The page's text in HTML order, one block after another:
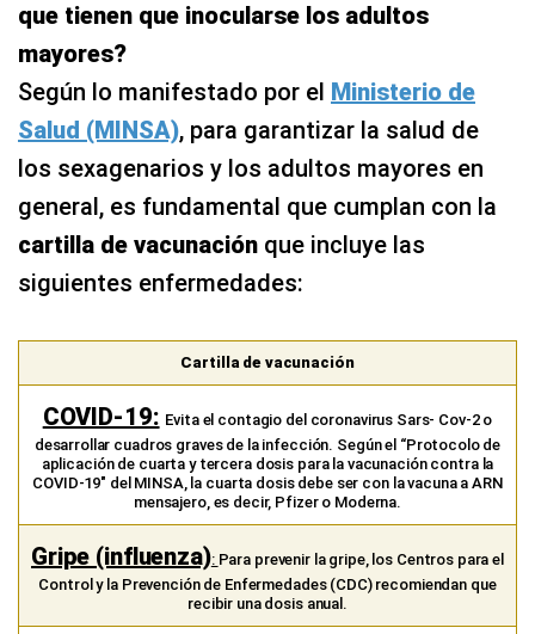
que tienen que inocularse los adultos
mayores?
Según lo manifestado por el Ministerio de
Salud (MINSA), para garantizar la salud de
los sexagenarios y los adultos mayores en
general, es fundamental que cumplan con la
cartilla de vacunación que incluye las
siguientes enfermedades:
Cartilla de vacunación
COVID-19: Evita el contagio del coronavirus Sars- Cov-2 o
desarrollar cuadros graves de la infección. Según el “Protocolo de
aplicación de cuarta y tercera dosis para la vacunación contra la
COVID-19″ del MINSA, la cuarta dosis debe ser con la vacuna a ARN
mensajero, es decir, Pfizer o Moderna.
Gripe (influenza): Para prevenir la gripe, los Centros para el
Control y la Prevención de Enfermedades (CDC) recomiendan que
recibir una dosis anual.